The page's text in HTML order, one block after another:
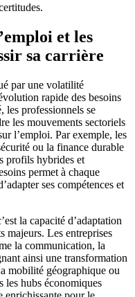
et les
sa carrière
par une volatilité
rapide des besoins
les professionnels se
les mouvements sectoriels
l’emploi. Par exemple, les
ou la finance durable
profils hybrides et
permet à chaque
ses compétences et
la capacité d’adaptation
majeurs. Les entreprises
la communication, la
ainsi une transformation
mobilité géographique ou
les hubs économiques